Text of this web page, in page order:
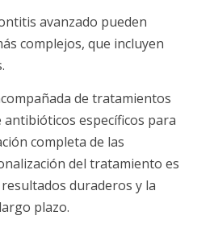
avanzado pueden
complejos, que incluyen
de tratamientos
antibióticos específicos para
completa de las
del tratamiento es
duraderos y la
plazo.